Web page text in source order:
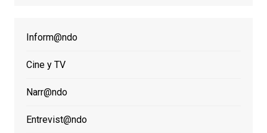
Inform@ndo
Cine y TV
Narr@ndo
Entrevist@ndo